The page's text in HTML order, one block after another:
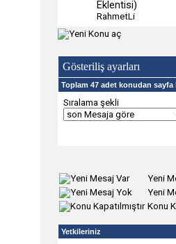
Eklentisi)
RahmetLi
Gösteriliş ayarları
Toplam 47 adet konudan
Sıralama şekli
Yeni
Yeni
Konu
Yetkileriniz